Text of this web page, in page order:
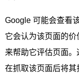
Google 可能会查看
它会认为该页面的
来帮助它评估页面
在抓取该页面后将其